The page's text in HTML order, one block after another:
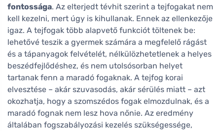
fontossága. Az elterjedt tévhit szerint a tejfogakat nem
kell kezelni, mert úgy is kihullanak. Ennek az ellenkezője
igaz. A tejfogak több alapvető funkciót töltenek be:
lehetővé teszik a gyermek számára a megfelelő rágást
és a tápanyagok felvételét, nélkülözhetetlenek a helyes
beszédfejlődéshez, és nem utolsósorban helyet
tartanak fenn a maradó fogaknak. A tejfog korai
elvesztése – akár szuvasodás, akár sérülés miatt – azt
okozhatja, hogy a szomszédos fogak elmozdulnak, és a
maradó fognak nem lesz hova nőnie. Az eredmény
általában fogszabályozási kezelés szükségessége,